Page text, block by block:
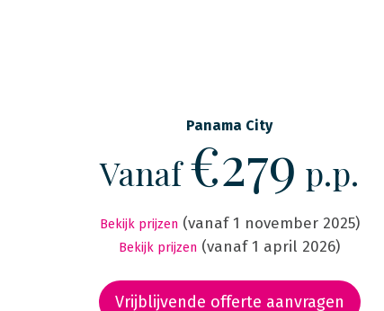
Panama City
Vanaf€279 p.p.
Bekijk prijzen (vanaf 1 november 2025)
Bekijk prijzen (vanaf 1 april 2026)
Vrijblijvende offerte aanvragen